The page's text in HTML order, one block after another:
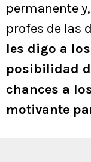
permanente
profes de las
les digo a
posibilidad
chances a
motivante